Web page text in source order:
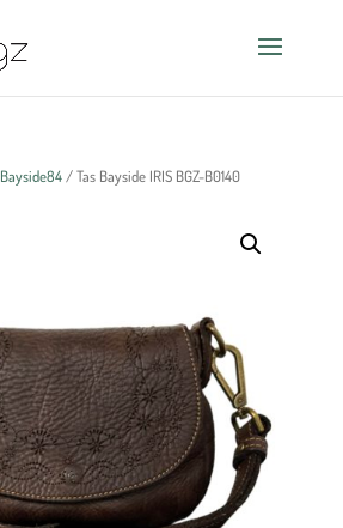
Bayside84/ Tas Bayside IRIS BGZ-B0140